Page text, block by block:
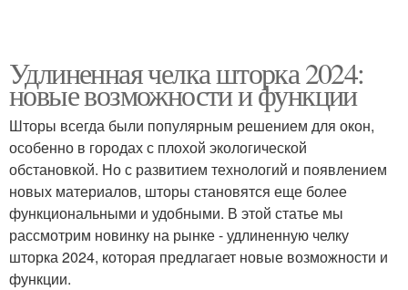
Удлиненная челка шторка 2024:
новые возможности и функции
Шторы всегда были популярным решением для окон,
особенно в городах с плохой экологической
обстановкой. Но с развитием технологий и появлением
новых материалов, шторы становятся еще более
функциональными и удобными. В этой статье мы
рассмотрим новинку на рынке - удлиненную челку
шторка 2024, которая предлагает новые возможности и
функции.